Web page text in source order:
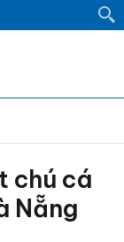
chú cá
Nẵng